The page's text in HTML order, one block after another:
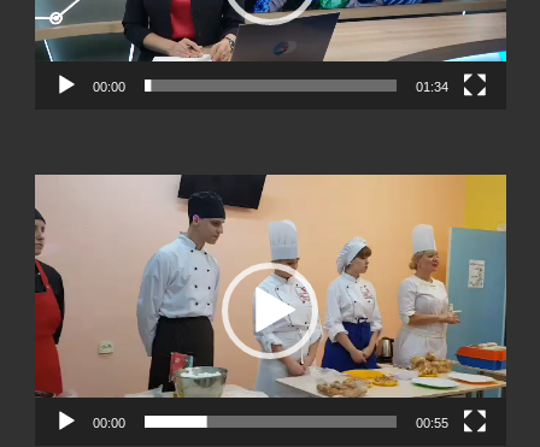
00:00 01:34
00:00 00:55